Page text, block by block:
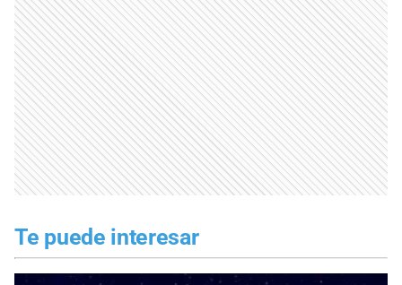
Te puede interesar